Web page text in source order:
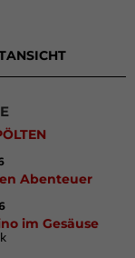
Abenteuer
im Gesäuse